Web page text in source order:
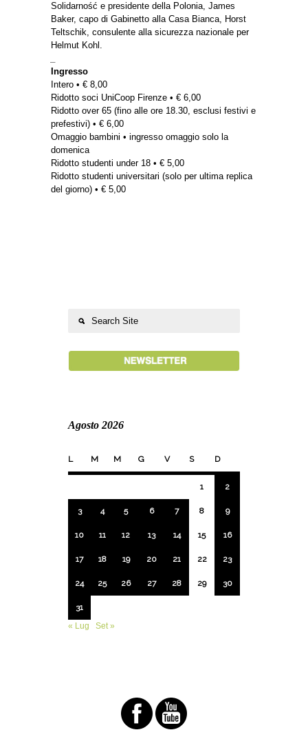
Solidarność e presidente della Polonia, James
Baker, capo di Gabinetto alla Casa Bianca, Horst
Teltschik, consulente alla sicurezza nazionale per
Helmut Kohl.
Ingresso
Intero • € 8,00
Ridotto soci UniCoop Firenze • € 6,00
Ridotto over 65 (fino alle ore 18.30, esclusi festivi e
prefestivi) • € 6,00
Omaggio bambini • ingresso omaggio solo la
domenica
Ridotto studenti under 18 • € 5,00
Ridotto studenti universitari (solo per ultima replica
del giorno) • € 5,00
Agosto 2026
L M M G V S D
1 2
3 4 5 6 7 8 9
10 11 12 13 14 15 16
17 18 19 20 21 22 23
24 25 26 27 28 29 30
31
« Lug
Set »